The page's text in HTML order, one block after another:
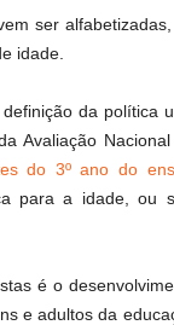
ser
idade.
da política
Avaliação
do 3º ano do
para a idade, ou
é o
e adultos da